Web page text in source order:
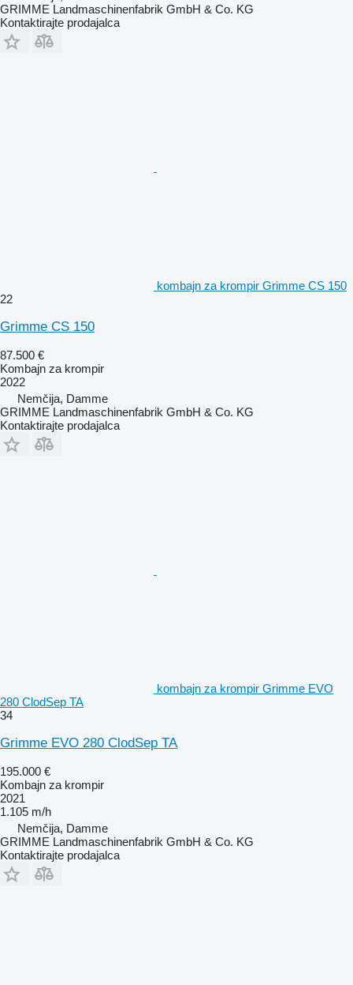
GRIMME Landmaschinenfabrik GmbH & Co. KG
Kontaktirajte prodajalca
kombajn za krompir Grimme CS 150
22
Grimme CS 150
87.500 €
Kombajn za krompir
2022
Nemčija, Damme
GRIMME Landmaschinenfabrik GmbH & Co. KG
Kontaktirajte prodajalca
kombajn za krompir Grimme EVO
280 ClodSep TA
34
Grimme EVO 280 ClodSep TA
195.000 €
Kombajn za krompir
2021
1.105 m/h
Nemčija, Damme
GRIMME Landmaschinenfabrik GmbH & Co. KG
Kontaktirajte prodajalca